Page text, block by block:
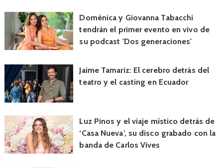
Doménica y Giovanna Tabacchi
tendrán el primer evento en vivo de
su podcast 'Dos generaciones'
Jaime Tamariz: El cerebro detrás del
teatro y el casting en Ecuador
Luz Pinos y el viaje místico detrás de
‘Casa Nueva’, su disco grabado con la
banda de Carlos Vives